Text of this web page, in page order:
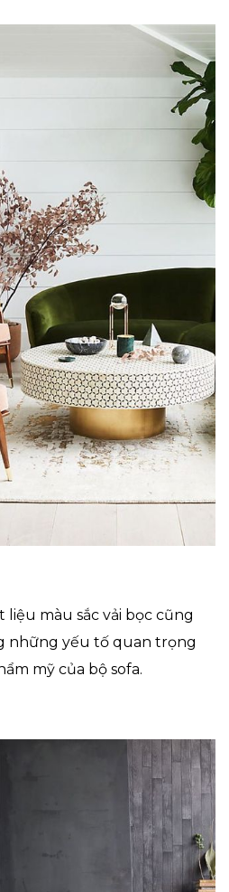
liệu màu sắc vải bọc cũng
những yếu tố quan trọng
mỹ của bộ sofa.